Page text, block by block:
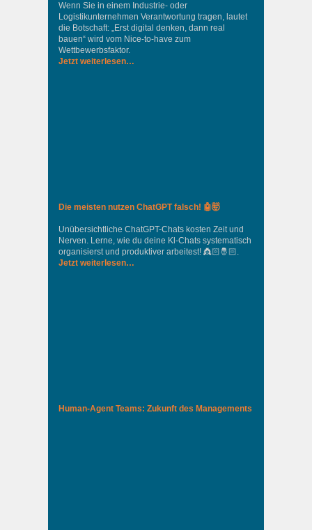
Wenn Sie in einem Industrie‑ oder
Logistikunternehmen Verantwortung tragen, lautet
die Botschaft: „Erst digital denken, dann real
bauen“ wird vom Nice‑to‑have zum
Wettbewerbsfaktor.
Jetzt weiterlesen…
Die meisten nutzen ChatGPT falsch! 🤖🤯
Unübersichtliche ChatGPT-Chats kosten Zeit und
Nerven. Lerne, wie du deine Kl-Chats systematisch
organisierst und produktiver arbeitest! 👸🏻🤴🏻.
Jetzt weiterlesen…
Human-Agent Teams: Zukunft des Managements